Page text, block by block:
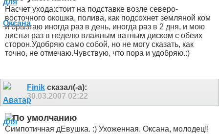
Насчет ухода:стоит на подставке возле северо-
восточного окошка, полива, как подсохнет земляной ком
и брызгаю иногда раз в день, иногда раз в 2 дня, и мою
листья раз в неделю влажным ватным диском с обеих
сторон.Удобряю само собой, но не могу сказать, как
точно, не отмечаю.Чувствую, что пора и удобряю.:)
Finik сказал(-а):
30.03.2007 02:22
Симпотичная дЕвушка. :) Ухоженная. Оксана, молодец!!